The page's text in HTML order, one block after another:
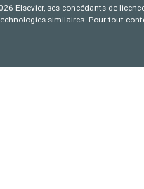
Elsevier, ses concédants de
similaires. Pour tout